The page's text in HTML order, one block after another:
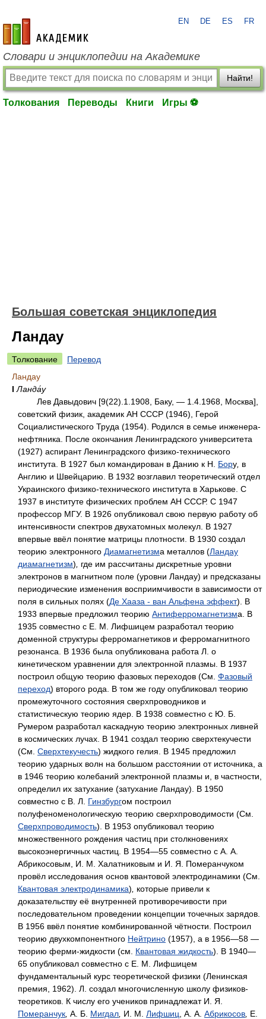
academic.ru
EN DE ES FR
Словари и энциклопедии на Академике
Найти!
Толкования Переводы Книги Игры ⚽
Большая советская энциклопедия
Ландау
Толкование
Перевод
Ландау
I Ланда́у
Лев Давыдович [9(22).1.1908, Баку, — 1.4.1968, Москва],
советский физик, академик АН СССР (1946), Герой
Социалистического Труда (1954). Родился в семье инженера-
нефтяника. После окончания Ленинградского университета
(1927) аспирант Ленинградского физико-технического
института. В 1927 был командирован в Данию к Н. Бору в
Англию и Швейцарию. В 1932 возглавил теоретический отдел
Украинского физико-технического института в Харькове. С
1937 в институте физических проблем АН СССР. С 1947
профессор МГУ. В 1926 опубликовал свою первую работу об
интенсивности спектров двухатомных молекул. В 1927
впервые ввёл понятие матрицы плотности. В 1930 создал
теорию электронного Диамагнетизма металлов (Ландау
диамагнетизм)
где им рассчитаны дискретные уровни
электронов в магнитном поле (уровни Ландау) и предсказаны
периодические изменения восприимчивости в зависимости от
поля в сильных полях (Де Хааза - ван Альфена эффект). В
1933 впервые предложил теорию Антиферромагнетизма. В
1935 совместно с Е. М. Лифшицем разработал теорию
доменной структуры ферромагнетиков и ферромагнитного
резонанса. В 1936 была опубликована работа Л. о
кинетическом уравнении для электронной плазмы. В 1937
построил общую теорию фазовых переходов (См. Фазовый
переход) второго рода. В том же году опубликовал теорию
промежуточного состояния сверхпроводников и
статистическую теорию ядер. В 1938 совместно с Ю. Б.
Румером разработал каскадную теорию электронных ливней
в космических лучах. В 1941 создал теорию сверхтекучести
(См. Сверхтекучесть) жидкого гелия. В 1945 предложил
теорию ударных волн на большом расстоянии от источника, а
в 1946 теорию колебаний электронной плазмы и, в частности,
определил их затухание (затухание Ландау). В 1950
совместно с В. Л. Гинзбургом построил
полуфеноменологическую теорию сверхпроводимости (См.
Сверхпроводимость). В 1953 опубликовал теорию
множественного рождения частиц при столкновениях
высокоэнергичных частиц. В 1954—55 совместно с А. А.
Абрикосовым, И. М. Халатниковым и И. Я. Померанчуком
провёл исследования основ квантовой электродинамики (См.
Квантовая электродинамика)
которые привели к
доказательству её внутренней противоречивости при
последовательном проведении концепции точечных зарядов.
В 1956 ввёл понятие комбинированной чётности. Построил
теорию двухкомпонентного Нейтрино (1957), а в 1956—58 —
теорию ферми-жидкости (см. Квантовая жидкость). В 1940—
65 опубликовал совместно с Е. М. Лифшицем
фундаментальный курс теоретической физики (Ленинская
премия, 1962). Л. создал многочисленную школу физиков-
теоретиков. К числу его учеников принадлежат И. Я.
Померанчук А. Б. Мигдал И. М. Лифшиц , А. А. Абрикосов Е.